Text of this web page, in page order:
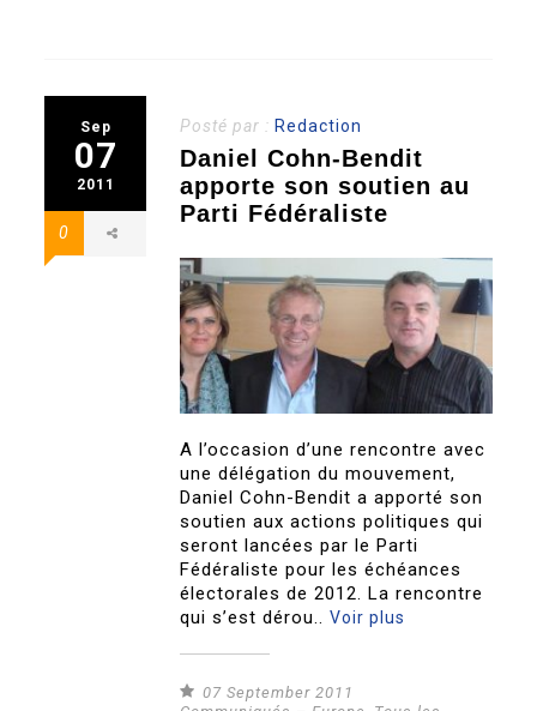
Sep
07
2011
0
Posté par : Redaction
Daniel Cohn-Bendit
apporte son soutien au
Parti Fédéraliste
A l’occasion d’une rencontre avec
une délégation du mouvement,
Daniel Cohn-Bendit a apporté son
soutien aux actions politiques qui
seront lancées par le Parti
Fédéraliste pour les échéances
électorales de 2012. La rencontre
qui s’est dérou..Voir plus
07 September 2011